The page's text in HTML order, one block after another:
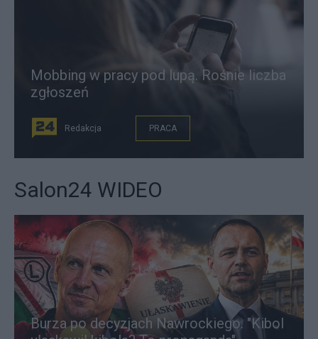
Mobbing w pracy pod lupą. Rośnie liczba
zgłoszeń
Redakcja PRACA
Salon24 WIDEO
Burza po decyzjach Nawrockiego. "Kibol